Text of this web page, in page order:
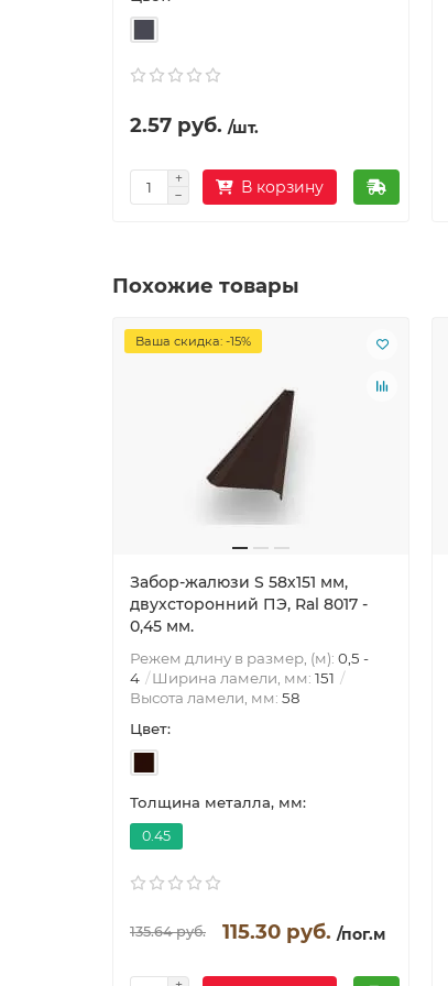
2.57 руб. /шт.
В корзину
Похожие товары
Ваша скидка: -15%
Забор-жалюзи S 58х151 мм,
двухсторонний ПЭ, Ral 8017 -
0,45 мм.
Режем длину в размер, (м): 0,5 -
4
Ширина ламели, мм: 151
Высота ламели, мм: 58
Цвет:
Толщина металла, мм:
0.45
135.64 руб. 115.30 руб. /пог.м